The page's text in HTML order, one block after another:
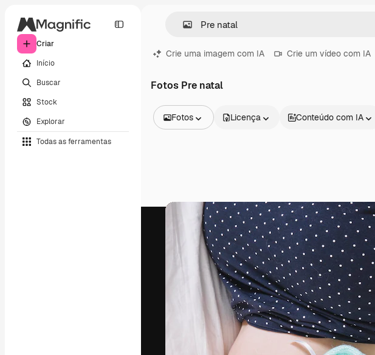
Criar
Início
Buscar
Stock
Explorar
Todas as ferramentas
Crie uma imagem com IA Crie um vídeo com IA
Fotos Pre natal
Fotos
Vídeos
Clipes de vídeo
Modelos de vídeos
Licença Conteúdo com IA
A plataforma criativa para você direcionar
seu melhor trabalho. Mais de 1 milhão de
assinantes entre criativos, empresas,
agências e estúdios.
Português